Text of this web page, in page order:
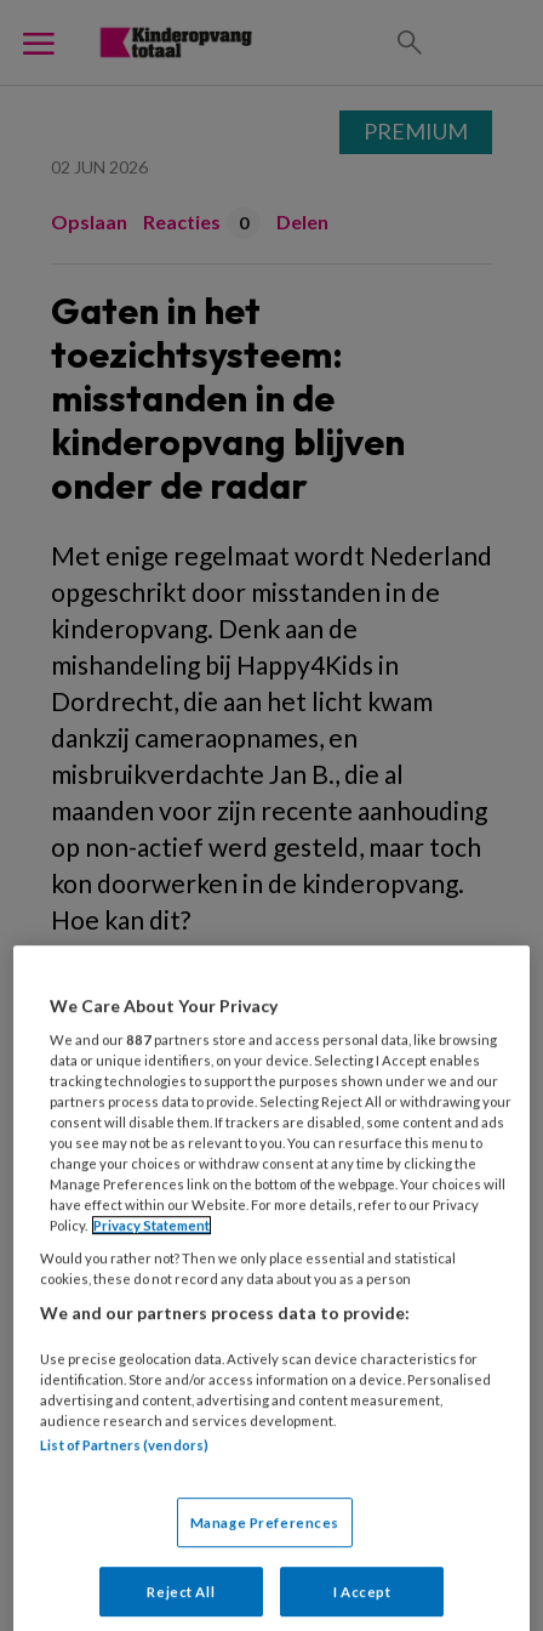
02 JUN 2026
Opslaan Reacties 0 Delen
Gaten in het
toezichtsysteem:
misstanden in de
kinderopvang blijven
onder de radar
Met enige regelmaat wordt Nederland
opgeschrikt door misstanden in de
kinderopvang. Denk aan de
mishandeling bij Happy4Kids in
Dordrecht, die aan het licht kwam
dankzij cameraopnames, en
misbruikverdachte Jan B., die al
maanden voor zijn recente aanhouding
op non-actief werd gesteld, maar toch
kon doorwerken in de kinderopvang.
Hoe kan dit?
REGISTREREN
Wil je dit artikel lezen?
Maak gratis een account aan en lees 2
artikelen gratis per maand
PREMIUM
We Care About Your Privacy
We and our887 partners store and access personal data, like browsing
data or unique identifiers, on your device. Selecting I Accept enables
tracking technologies to support the purposes shown under we and our
partners process data to provide. Selecting Reject All or withdrawing your
consent will disable them. If trackers are disabled, some content and ads
you see may not be as relevant to you. You can resurface this menu to
change your choices or withdraw consent at any time by clicking the
Manage Preferences link on the bottom of the webpage. Your choices will
have effect within our Website. For more details, refer to our Privacy
Policy. Privacy Statement
Would you rather not? Then we only place essential and statistical
cookies, these do not record any data about you as a person
We and our partners process data to provide:
Use precise geolocation data. Actively scan device characteristics for
identification. Store and/or access information on a device. Personalised
advertising and content, advertising and content measurement,
audience research and services development.
List of Partners (vendors)
Manage Preferences
Reject All I Accept